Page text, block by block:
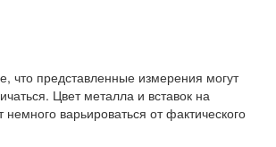
что представленные измерения могут
Цвет металла и вставок на
варьироваться от фактического